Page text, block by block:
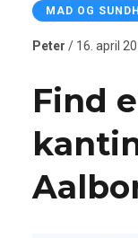
MAD OG
Peter / 16. april
Find